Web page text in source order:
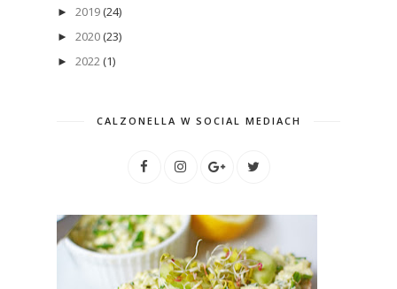
► 2019 (24)
► 2020 (23)
► 2022 (1)
CALZONELLA W SOCIAL MEDIACH